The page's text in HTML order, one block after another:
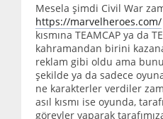
Mesela şimdi Civil War
https://marvelheroes.com/
kısmına TEAMCAP ya da
kahramandan birini
reklam gibi oldu ama
şekilde ya da sadece
ne karakterler verdiler
asıl kısmı ise oyunda,
görevler yaparak